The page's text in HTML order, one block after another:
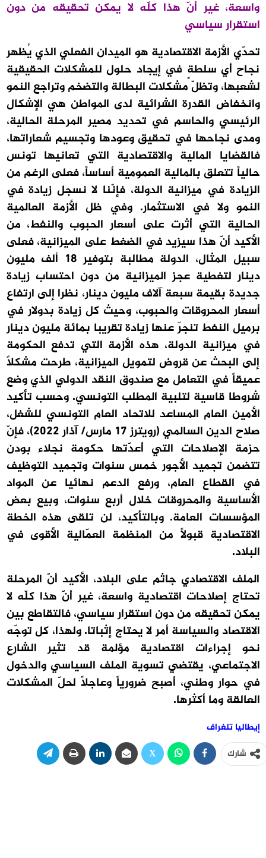
واسعة، غير أنّ هذا كلّه لا يمكن تحقيقه من دون
استقرار سياسي
تحدّي الأزمة الاقتصادية هو الميدان الفعلي الذي يُظهر
نجاح أي سلطةٍ في إيجاد حلول للمشكلات الحقيقية
لشعبها، وتظلّ مشكلات البطالة والتضخم وتراجع النمو
وانخفاض القدرة الشرائية لدى المواطن هي الإشكال
الرئيسي والحاسم في تحديد مصير المرحلة الحالية،
ومدى نجاحها في تحقيق وعودها وتجسيم شعاراتها،
فالقضايا المالية والاقتصادية التي تعانيها تونس
حالياً تتعلق بالمالية العمومية أساساً، فعلى الرغم من
الزيادة في ميزانية الدولة، فإنّنا لا نسجل زيادة في
النمو ولا في الاستثمار. وفي ظل الأزمة العالمية
الحالية التي أثرت على أسعار الحبوب والنفط، من
الأكيد أنّ هذا سيزيد في الضغط على الميزانية، فعلى
سبيل المثال، الدولة مطالبة بتوفير 18 ألف مليون
دينار لتغطية عجز الميزانية من دون احتساب زيادة
جديدة بقيمة سبعة آلاف مليون دينار، نظرا إلى ارتفاع
أسعار المحروقات والحبوب، وحيث كل زيادة بدولار في
برميل النفط تنجرّ عنها زيادة تقريبا بمائة مليون دينار
في ميزانية الدولة، هذه الأزمة التي تدفع الحكومة
إلى البحث عن قروض لتمويل الميزانية، طرحت مشكلاً
عميقاً في التعامل مع صندوق النقد الدولي الذي وضع
شروطا قاسية لتلبية المطلب التونسي. وحسب تأكيد
الأمين العام المساعد للاتحاد العام التونسي للشغل،
صلاح الدين السالمي (رويترز 17 مارس/ آذار 2022)، فإنّ
حزمة الإصلاحات التي أعدّتها حكومة نجلاء بودن
تتضمن تجميد الأجور خمس سنوات وتجميد التوظيف
في القطاع العام، ورفع الدعم نهائيا عن المواد
الأساسية والمحروقات خلال أربع سنوات، وبيع بعض
المؤسسات العامة. وبالتأكيد، لن تلقى هذه الخطة
الاقتصادية قبولاً من المنظمة العمّالية الأقوى في
البلاد.
الملف الاقتصادي جاثم على البلاد، الأكيد أنّ المرحلة
تحتاج إصلاحات اقتصادية واسعة، غير أنّ هذا كلّه لا
يمكن تحقيقه من دون استقرار سياسي، فالتقاطع بين
الاقتصاد والسياسة أمر لا يحتاج إثباتا. ولهذا، كل توجّه
نحو إجراءات اقتصادية مؤلمة قد تثير الشارع
الاجتماعي، يقتضي تسوية الملف السياسي والدخول
في حوار وطني، أصبح ضرورياً وعاجلاً لحلّ المشكلات
العالقة وما أكثرها.
إيطاليا تلغراف
شارك